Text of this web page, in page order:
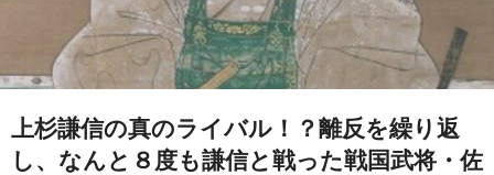
上杉謙信の真のライバル！？離反を繰り返
し、なんと８度も謙信と戦った戦国武将・佐